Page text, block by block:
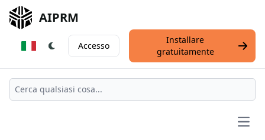
AIPRM
Accesso
Installare
gratuitamente